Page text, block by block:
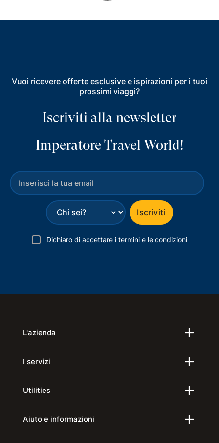
Vuoi ricevere offerte esclusive e ispirazioni per i tuoi
prossimi viaggi?
Iscriviti alla newsletter
Imperatore Travel World!
⌄ Iscriviti
Dichiaro di accettare i termini e le condizioni
L'azienda
I servizi
Utilities
Aiuto e informazioni